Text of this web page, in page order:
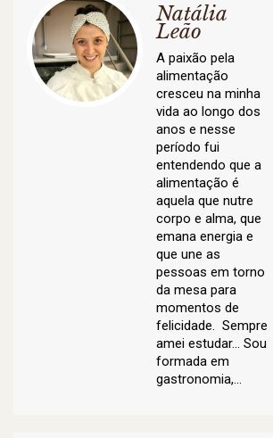
Natália
Leão
A paixão pela
alimentação
cresceu na minha
vida ao longo dos
anos e nesse
período fui
entendendo que a
alimentação é
aquela que nutre
corpo e alma, que
emana energia e
que une as
pessoas em torno
da mesa para
momentos de
felicidade. Sempre
amei estudar... Sou
formada em
gastronomia,…